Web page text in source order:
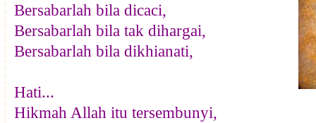
Bersabarlah bila dicaci,
Bersabarlah bila tak dihargai,
Bersabarlah bila dikhianati,
Hati...
Hikmah Allah itu tersembunyi,